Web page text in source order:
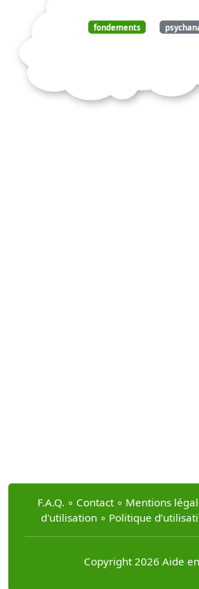
fondements
F.A.Q. ∘ Contact ∘ Mentions
d'utilisation∘ Politique
Copyright 2026 Aide